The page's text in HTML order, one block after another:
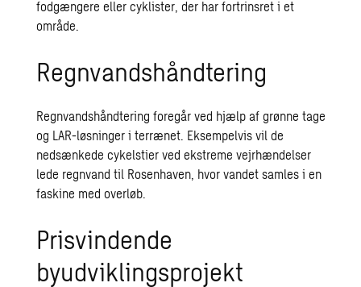
fodgængere eller cyklister, der har fortrinsret i et
område.
Regnvandshåndtering
Regnvandshåndtering foregår ved hjælp af grønne tage
og LAR-løsninger i terrænet. Eksempelvis vil de
nedsænkede cykelstier ved ekstreme vejrhændelser
lede regnvand til Rosenhaven, hvor vandet samles i en
faskine med overløb.
Prisvindende
byudviklingsprojekt